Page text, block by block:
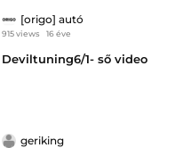
[origo] autó
915 views 16 éve
Deviltuning6/1- ső video
geriking